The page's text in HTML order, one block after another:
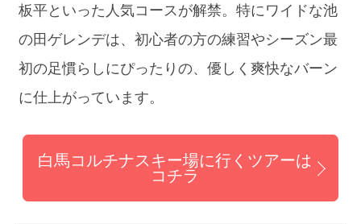
板平といった人気コースが解禁。特にワイドな池
の田ゲレンデは、初心者の方の練習やシーズン最
初の足慣らしにぴったりの、優しく爽快なバーン
に仕上がっています。
白馬コルチナスキー場に行くツアーは
コチラ